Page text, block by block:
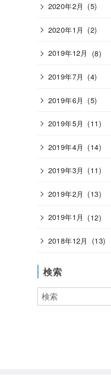
2020年2月 (5)
2020年1月 (2)
2019年12月 (8)
2019年7月 (4)
2019年6月 (5)
2019年5月 (11)
2019年4月 (14)
2019年3月 (11)
2019年2月 (13)
2019年1月 (12)
2018年12月 (13)
検索